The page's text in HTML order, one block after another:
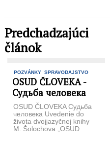
Predchadzajúci
článok
POZVÁNKY SPRAVODAJSTVO
OSUD ČLOVEKA -
Судьба человека
OSUD ČLOVEKA Судьба
человека Uvedenie do
života dvojjazyčnej knihy
M. Šolochova „OSUD